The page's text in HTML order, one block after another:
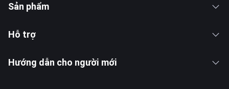
Sản phẩm
Hỗ trợ
Hướng dẫn cho người mới